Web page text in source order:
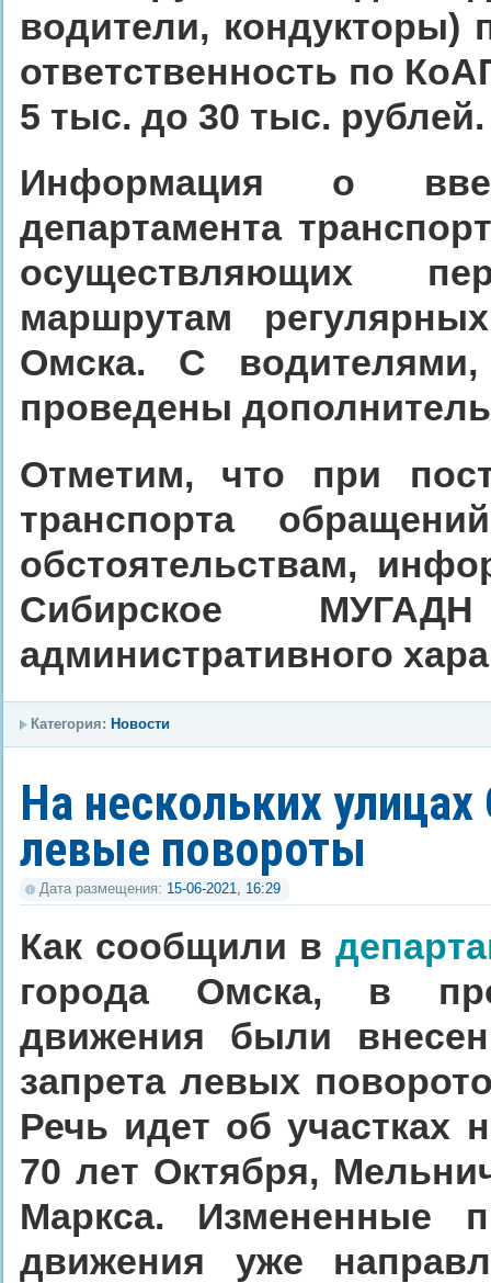
водители, кондукторы)
ответственность по
5 тыс. до 30 тыс. рублей.
Информация о
департамента
осуществляющих
маршрутам
Омска. С водителями,
проведены
Отметим, что при
транспорта
обстоятельствам,
Сибирское
административного
Категория: Новости
На нескольких
левые повороты
Дата размещения: 15-06-2021, 16:29
Как сообщили в
города Омска, в
движения были
запрета левых
Речь идет об участках
70 лет Октября,
Маркса. Измененные
движения уже